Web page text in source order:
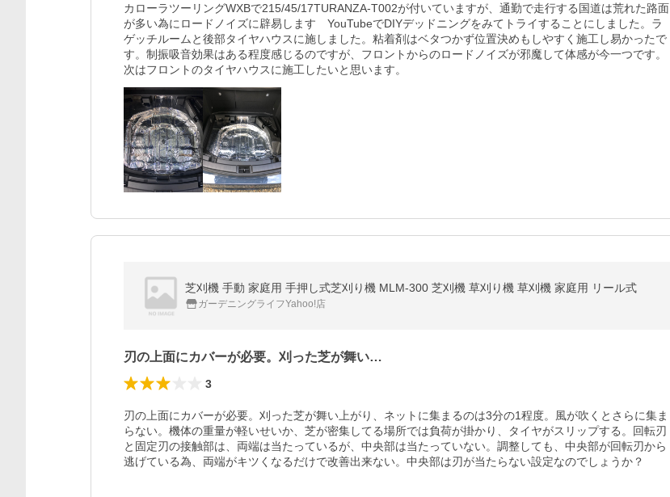
カローラツーリングWXBで215/45/17TURANZA-T002が付いていますが、通勤で走行する国道は荒れた路面
が多い為にロードノイズに辟易します　YouTubeでDIYデッドニングをみてトライすることにしました。ラ
ゲッチルームと後部タイヤハウスに施しました。粘着剤はベタつかず位置決めもしやすく施工し易かったで
す。制振吸音効果はある程度感じるのですが、フロントからのロードノイズが邪魔して体感が今一つです。
次はフロントのタイヤハウスに施工したいと思います。
芝刈機 手動 家庭用 手押し式芝刈り機 MLM-300 芝刈機 草刈り機 草刈機 家庭用 リール式
ガーデニングライフYahoo!店
刃の上面にカバーが必要。刈った芝が舞い…
3
刃の上面にカバーが必要。刈った芝が舞い上がり、ネットに集まるのは3分の1程度。風が吹くとさらに集ま
らない。機体の重量が軽いせいか、芝が密集してる場所では負荷が掛かり、タイヤがスリップする。回転刃
と固定刃の接触部は、両端は当たっているが、中央部は当たっていない。調整しても、中央部が回転刃から
逃げている為、両端がキツくなるだけで改善出来ない。中央部は刃が当たらない設定なのでしょうか？